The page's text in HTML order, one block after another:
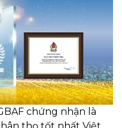
chứng nhận là